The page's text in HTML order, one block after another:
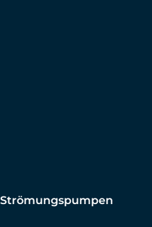
Strömungspumpen